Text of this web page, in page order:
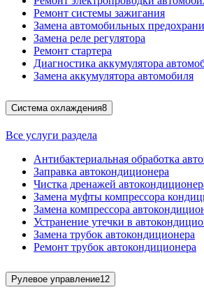
Ремонт системы зажигания
Замена автомобильных
Замена реле регулятора
Ремонт стартера
Диагностика аккумулятора
Замена аккумулятора автомобиля
Система охлаждения8
Все услуги раздела
Антибактериальная обработка
Заправка автокондиционера
Чистка дренажей
Замена муфты компрессора
Замена компрессора
Устранение утечки в
Замена трубок автокондиционера
Ремонт трубок автокондиционера
Рулевое управление12